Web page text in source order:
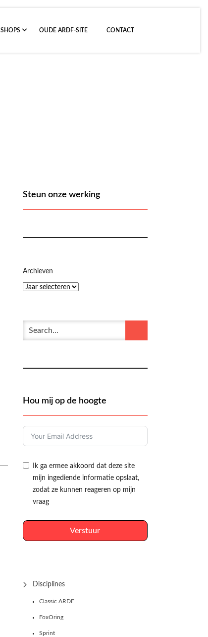
SHOPS OUDE ARDF-SITE CONTACT
Steun onze werking
Archieven
Hou mij op de hoogte
Ik ga ermee akkoord dat deze site
mijn ingediende informatie opslaat,
zodat ze kunnen reageren op mijn
vraag
Verstuur
Disciplines
Classic ARDF
FoxOring
Sprint